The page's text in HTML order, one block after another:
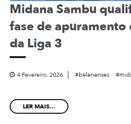
Midana Sambu
fase de apuramento
da Liga 3
4 Fevereiro, 2026 belenenses
LER MAIS...